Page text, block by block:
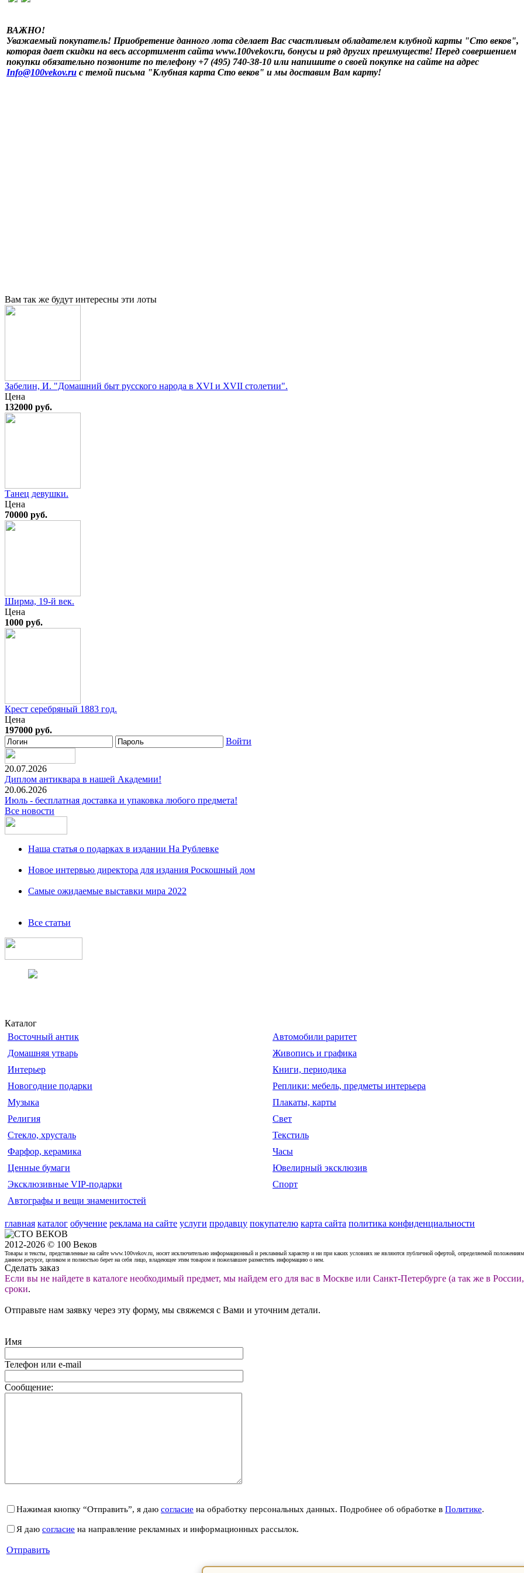
ВАЖНО!
Уважаемый покупатель! Приобретение данного лота сделает Вас счастливым обладателем клубной карты "Сто веков",
которая дает скидки на весь ассортимент сайта www.100vekov.ru, бонусы и ряд других преимуществ! Перед совершением
покупки обязательно позвоните по телефону +7 (495) 740-38-10 или напишите о своей покупке на сайте на адрес
Info@100vekov.ru с темой письма "Клубная карта Сто веков" и мы доставим Вам карту!
Вам так же будут интересны эти лоты
Забелин, И. "Домашний быт русского народа в XVI и XVII столетии".
Цена
132000 руб.
Танец девушки.
Цена
70000 руб.
Ширма, 19-й век.
Цена
1000 руб.
Крест серебряный 1883 год.
Цена
197000 руб.
Войти
20.07.2026
Диплом антиквара в нашей Академии!
20.06.2026
Июль - бесплатная доставка и упаковка любого предмета!
Все новости
Наша статья о подарках в издании На Рублевке
Новое интервью директора для издания Роскошный дом
Самые ожидаемые выставки мира 2022
Все статьи
Каталог
Восточный антик
Автомобили раритет
Домашняя утварь
Живопись и графика
Интерьер
Книги, периодика
Новогодние подарки
Реплики: мебель, предметы интерьера
Музыка
Плакаты, карты
Религия
Свет
Стекло, хрусталь
Текстиль
Фарфор, керамика
Часы
Ценные бумаги
Ювелирный эксклюзив
Эксклюзивные VIP-подарки
Спорт
Автографы и вещи знаменитостей
главная каталог обучение реклама на сайте услуги продавцу покупателю карта сайта политика конфиденциальности
2012-2026 © 100 Веков
Товары и тексты, представленные на сайте www.100vekov.ru, носят исключительно информационный и рекламный характер и ни при каких условиях не являются публичной офертой, определяемой
данном ресурсе, целиком и полностью берет на себя лицо, владеющее этим товаром и пожелавшее разместить информацию о нем.
Сделать заказ
Если вы не найдете в каталоге необходимый предмет, мы найдем его для вас в Москве или Санкт-Петербурге (а так же в
сроки.
Отправьте нам заявку через эту форму, мы свяжемся с Вами и уточним детали.
Имя
Телефон или e-mail
Сообщение:
Нажимая кнопку “Отправить”, я даю согласие на обработку персональных данных. Подробнее об обработке в Политике.
Я даю согласие на направление рекламных и информационных рассылок.
Отправить